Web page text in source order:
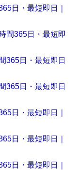
日・最短即日｜
間365日・最短即
365日・最短即日
365日・最短即日
日・最短即日｜
日・最短即日｜
日・最短即日｜